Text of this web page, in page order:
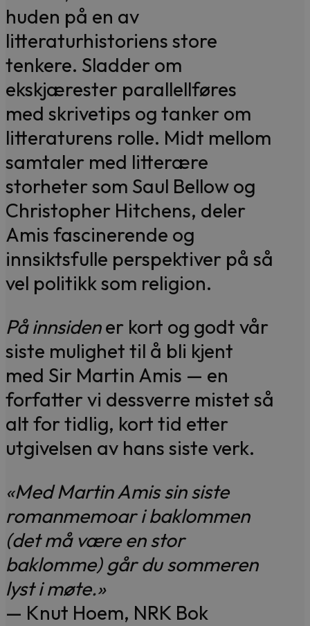
huden på en av
litteraturhistoriens store
tenkere. Sladder om
ekskjærester parallellføres
med skrivetips og tanker om
litteraturens rolle. Midt mellom
samtaler med litterære
storheter som Saul Bellow og
Christopher Hitchens, deler
Amis fascinerende og
innsiktsfulle perspektiver på så
vel politikk som religion.
På innsidener kort og godt vår
siste mulighet til å bli kjent
med Sir Martin Amis — en
forfatter vi dessverre mistet så
alt for tidlig, kort tid etter
utgivelsen av hans siste verk.
«Med Martin Amis sin siste
romanmemoar i baklommen
(det må være en stor
baklomme) går du sommeren
lyst i møte.»
— Knut Hoem, NRK Bok